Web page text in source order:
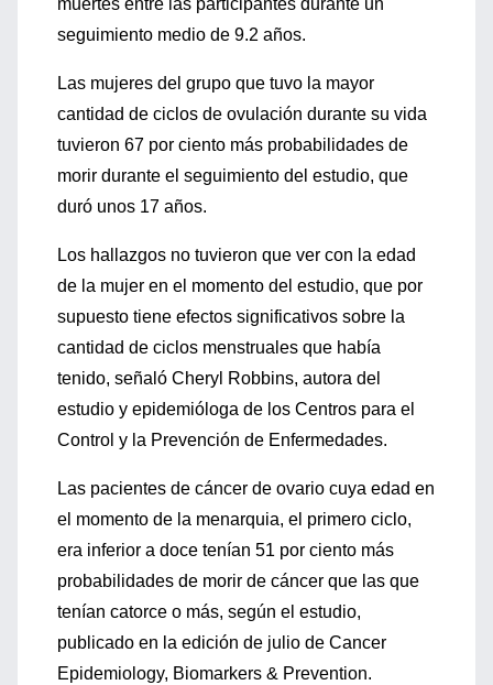
muertes entre las participantes durante un
seguimiento medio de 9.2 años.
Las mujeres del grupo que tuvo la mayor
cantidad de ciclos de ovulación durante su vida
tuvieron 67 por ciento más probabilidades de
morir durante el seguimiento del estudio, que
duró unos 17 años.
Los hallazgos no tuvieron que ver con la edad
de la mujer en el momento del estudio, que por
supuesto tiene efectos significativos sobre la
cantidad de ciclos menstruales que había
tenido, señaló Cheryl Robbins, autora del
estudio y epidemióloga de los Centros para el
Control y la Prevención de Enfermedades.
Las pacientes de cáncer de ovario cuya edad en
el momento de la menarquia, el primero ciclo,
era inferior a doce tenían 51 por ciento más
probabilidades de morir de cáncer que las que
tenían catorce o más, según el estudio,
publicado en la edición de julio de Cancer
Epidemiology, Biomarkers & Prevention.